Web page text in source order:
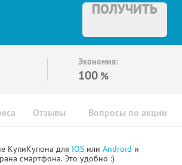
ПОЛУЧИТЬ
Экономия:
100 %
Отзывы Вопросы по акции
КупиКупона для IOS или Android и
смартфона. Это удобно :)